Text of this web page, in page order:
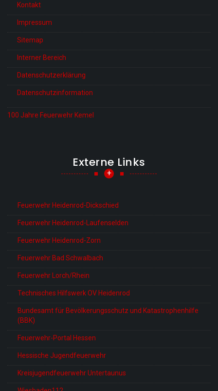
Kontakt
Impressum
Sitemap
Interner Bereich
Datenschutzerklärung
Datenschutzinformation
100 Jahre Feuerwehr Kemel
Externe Links
+
Feuerwehr Heidenrod-Dickschied
Feuerwehr Heidenrod-Laufenselden
Feuerwehr Heidenrod-Zorn
Feuerwehr Bad Schwalbach
Feuerwehr Lorch/Rhein
Technisches Hilfswerk OV Heidenrod
Bundesamt für Bevölkerungsschutz und Katastrophenhilfe
(BBK)
Feuerwehr-Portal Hessen
Hessische Jugendfeuerwehr
Kreisjugendfeuerwehr Untertaunus